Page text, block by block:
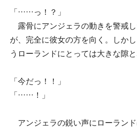
「……っ！？」
露骨にアンジェラの動きを警戒
が、完全に彼女の方を向く。しか
うローランドにとっては大きな隙と
「今だっ！！」
「……！」
アンジェラの鋭い声にローラン